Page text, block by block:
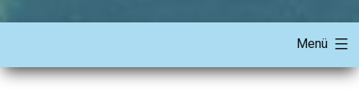
Menü